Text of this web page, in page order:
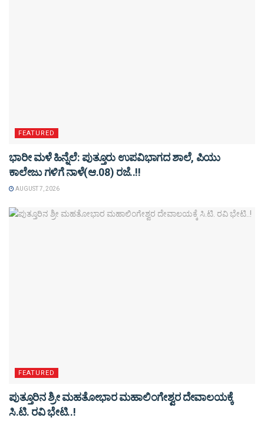
FEATURED
ಭಾರೀ ಮಳೆ ಹಿನ್ನೆಲೆ: ಪುತ್ತೂರು ಉಪವಿಭಾಗದ ಶಾಲೆ, ಪಿಯು
ಕಾಲೇಜು ಗಳಿಗೆ ನಾಳೆ(ಆ.08) ರಜೆ..!!
AUGUST 7, 2026
FEATURED
ಪುತ್ತೂರಿನ ಶ್ರೀ ಮಹತೋಭಾರ ಮಹಾಲಿಂಗೇಶ್ವರ ದೇವಾಲಯಕ್ಕೆ
ಸಿ.ಟಿ. ರವಿ ಭೇಟಿ..!